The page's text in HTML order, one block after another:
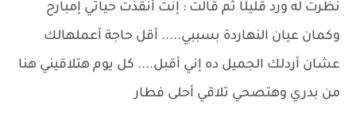
نظرت له ورد قليلًا ثم قالت : إنت أنقذت حياتي إمبارح
وكمان عيان النهاردة بسببي..... أقل حاجة أعملهالك
عشان أردلك الجميل ده إني أقبل.... كل يوم هتلاقيني هنا
من بدري وهتصحي تلاقي أحلى فطار